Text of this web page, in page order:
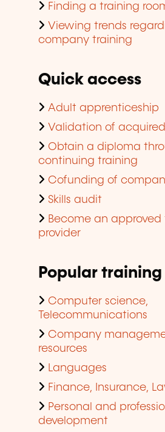
Finding a training
Viewing trends
company training
Quick access
Adult apprenticeship
Validation of
Obtain a diploma
continuing training
Cofunding of
Skills audit
Become an approved
provider
Popular
Computer science,
Telecommunications
Company
resources
Languages
Finance, Insurance,
Personal and
development